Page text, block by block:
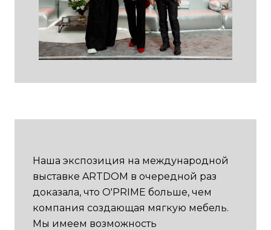
Наша экспозиция на международной
выставке ARTDOM в очередной раз
доказала, что O'PRIME больше, чем
компания создающая мягкую мебель.
Мы имеем возможность